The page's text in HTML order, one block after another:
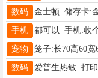
数码
手机
宠物 笼子:长70高60宽
数码